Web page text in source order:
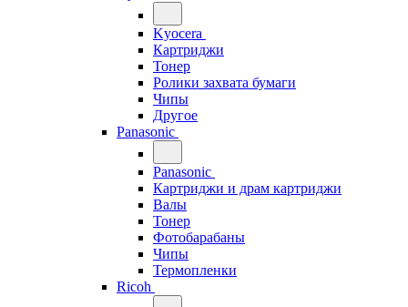
Kyocera
Картриджи
Тонер
Ролики захвата бумаги
Чипы
Другое
Panasonic
Panasonic
Картриджи и драм картриджи
Валы
Тонер
Фотобарабаны
Чипы
Термопленки
Ricoh